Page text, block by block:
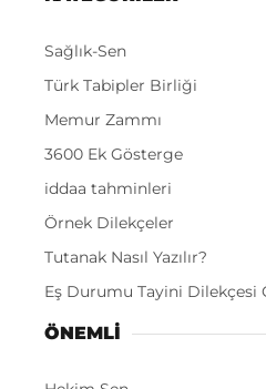
Sağlık-Sen
Türk Tabipler Birliği
Memur Zammı
3600 Ek Gösterge
iddaa tahminleri
Örnek Dilekçeler
Tutanak Nasıl Yazılır?
Eş Durumu Tayini Dilekçesi
ÖNEMLI